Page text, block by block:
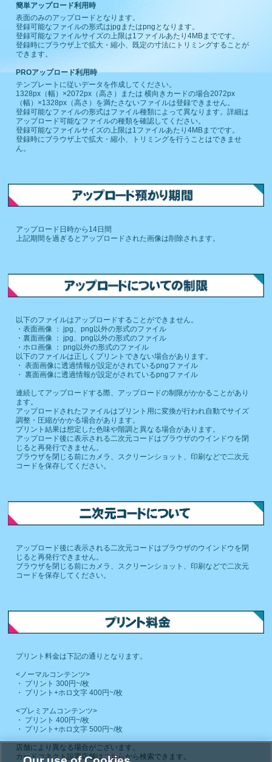
簡単アップロード利用時
表面のみのアップロードとなります。
登録可能なファイルの形式はjpgまたはpngとなります。
登録可能なファイルサイズの上限は1ファイルあたり4MBまでです。
登録時にブラウザ上で拡大・縮小、既定の寸法にトリミングすることが
できます。
PROアップロード利用時
テンプレートに従いデータを作成してください。
1328px（幅）×2072px（高さ）または 横向きカードの場合2072px
（幅）×1328px（高さ）を満たさないファイルは登録できません。
登録可能なファイルの形式はファイル種類によって異なります。詳細は
アップロード可能なファイルの種類を確認してください。
登録可能なファイルサイズの上限は1ファイルあたり4MBまでです。
登録時にブラウザ上で拡大・縮小、トリミングを行うことはできませ
ん。
アップロード日時から14日間
上記期間を過ぎるとアップロードされた画像は削除されます。
以下のファイルはアップロードすることができません。
・表面画像 ： jpg、png以外の形式のファイル
・裏面画像 ： jpg、png以外の形式のファイル
・ホロ画像 ： png以外の形式のファイル
以下のファイルは正しくプリントできない場合があります。
・ 表面画像に透過情報が設定がされているpngファイル
・ 裏面画像に透過情報が設定がされているpngファイル
連続してアップロードする際、アップロードの制限がかかることがあり
ます。
アップロードされたファイルはプリント用に変換が行われ自動でサイズ
調整・圧縮がかかる場合があります。
プリント結果は想定した色味や階調と異なる場合があります。
アップロード後に表示される二次元コードはブラウザのウインドウを閉
じると再発行できません。
ブラウザを閉じる前にカメラ、スクリーンショット、印刷などで二次元
コードを保存してください。
アップロード後に表示される二次元コードはブラウザのウインドウを閉
じると再発行できません。
ブラウザを閉じる前にカメラ、スクリーンショット、印刷などで二次元
コードを保存してください。
プリント料金は下記の通りとなります。
<ノーマルコンテンツ>
・ プリント 300円~/枚
・ プリント+ホロ文字 400円~/枚
<プレミアムコンテンツ>
・ プリント 400円~/枚
・ プリント+ホロ文字 500円~/枚
店舗により異なる場合がございます。
カードコネクト設置店舗はこちらから検索できます。